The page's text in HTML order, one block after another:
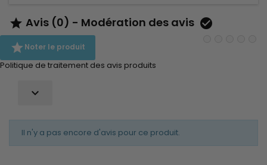
 Avis (0) - Modération des avis 
Noter le produit
Politique de traitement des avis produits

Il n'y a pas encore d'avis pour ce produit.